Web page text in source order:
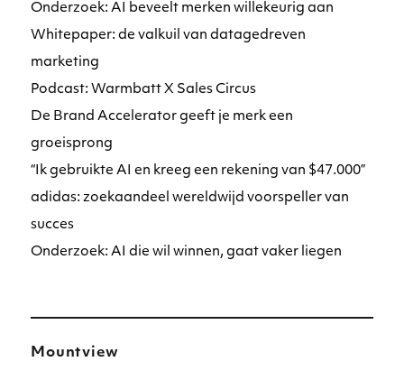
Onderzoek: AI beveelt merken willekeurig aan
Whitepaper: de valkuil van datagedreven
marketing
Podcast: Warmbatt X Sales Circus
De Brand Accelerator geeft je merk een
groeisprong
“Ik gebruikte AI en kreeg een rekening van $47.000”
adidas: zoekaandeel wereldwijd voorspeller van
succes
Onderzoek: AI die wil winnen, gaat vaker liegen
Mountview